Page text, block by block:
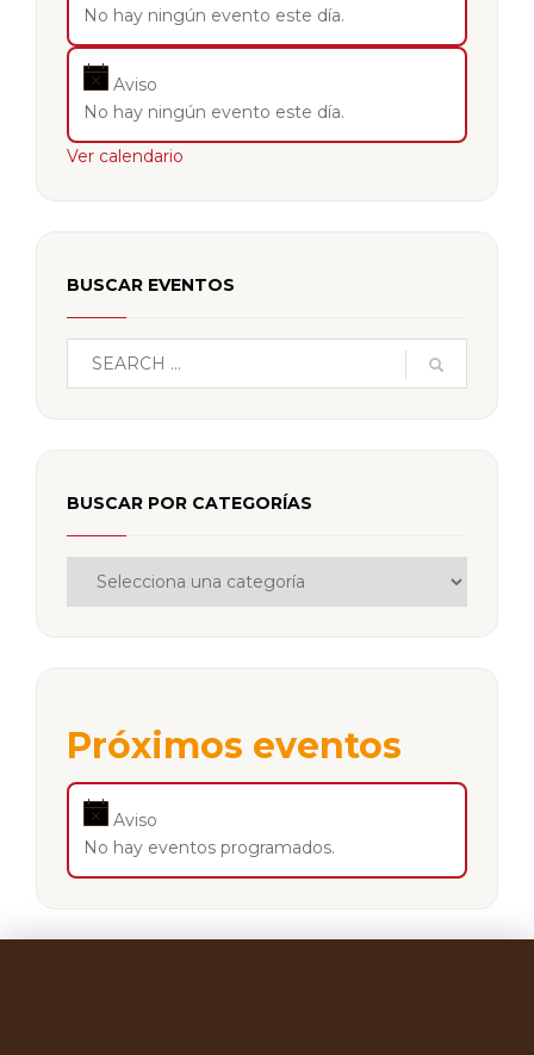
No hay ningún evento este día.
Aviso
No hay ningún evento este día.
Ver calendario
BUSCAR EVENTOS
BUSCAR POR CATEGORÍAS
Próximos eventos
Aviso
No hay eventos programados.